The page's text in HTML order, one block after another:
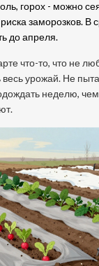
горох - можно
заморозков. В
до апреля.
что-то, что не
весь урожай. Не
неделю, чем